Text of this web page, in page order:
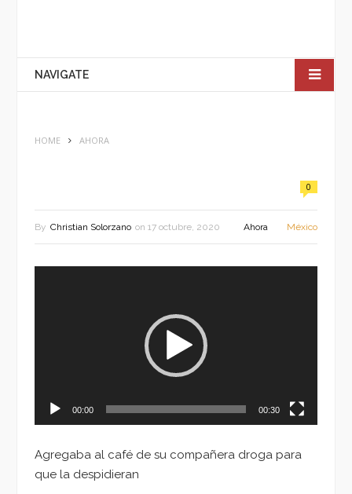
NAVIGATE
HOME AHORA
0
By Christian Solorzano on 17 octubre, 2020 Ahora México
00:00 00:30
Agregaba al café de su compañera droga para
que la despidieran